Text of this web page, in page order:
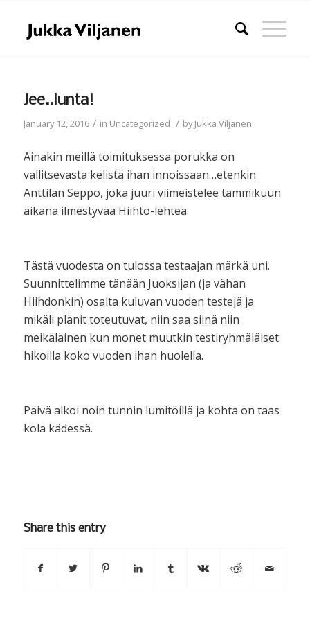
Jee..lunta!
January 12, 2016 / in Uncategorized / byJukka Viljanen
Ainakin meillä toimituksessa porukka on
vallitsevasta kelistä ihan innoissaan…etenkin
Anttilan Seppo, joka juuri viimeistelee tammikuun
aikana ilmestyvää Hiihto-lehteä.
Tästä vuodesta on tulossa testaajan märkä uni.
Suunnittelimme tänään Juoksijan (ja vähän
Hiihdonkin) osalta kuluvan vuoden testejä ja
mikäli plänit toteutuvat, niin saa siinä niin
meikäläinen kun monet muutkin testiryhmäläiset
hikoilla koko vuoden ihan huolella.
Päivä alkoi noin tunnin lumitöillä ja kohta on taas
kola kädessä.
Share this entry